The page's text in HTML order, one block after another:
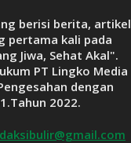
berisi berita, artikel
pertama kali pada
Jiwa, Sehat Akal".
PT Lingko Media
dengan
2022.